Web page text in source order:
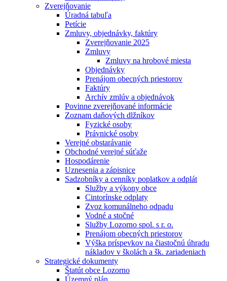
Zverejňovanie
Úradná tabuľa
Petície
Zmluvy, objednávky, faktúry
Zverejňovanie 2025
Zmluvy
Zmluvy na hrobové miesta
Objednávky
Prenájom obecných priestorov
Faktúry
Archív zmlúv a objednávok
Povinne zverejňované informácie
Zoznam daňových dlžníkov
Fyzické osoby
Právnické osoby
Verejné obstarávanie
Obchodné verejné súťaže
Hospodárenie
Uznesenia a zápisnice
Sadzobníky a cenníky poplatkov a odplát
Služby a výkony obce
Cintorínske odplaty
Zvoz komunálneho odpadu
Vodné a stočné
Služby Lozorno spol. s r. o.
Prenájom obecných priestorov
Výška príspevkov na čiastočnú úhradu
nákladov v školách a šk. zariadeniach
Strategické dokumenty
Štatút obce Lozorno
Územný plán